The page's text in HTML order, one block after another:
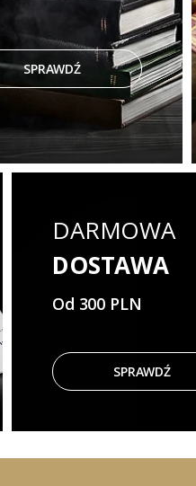
SPRAWDŹ
DARMOWA
DOSTAWA
Od 300 PLN
SPRAWDŹ